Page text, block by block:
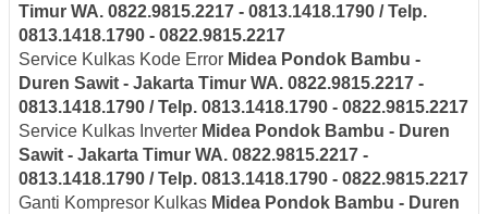
Timur WA. 0822.9815.2217 - 0813.1418.1790 / Telp.
0813.1418.1790 - 0822.9815.2217
Service Kulkas Kode Error Midea Pondok Bambu -
Duren Sawit - Jakarta Timur WA. 0822.9815.2217 -
0813.1418.1790 / Telp. 0813.1418.1790 - 0822.9815.2217
Service Kulkas Inverter Midea Pondok Bambu - Duren
Sawit - Jakarta Timur WA. 0822.9815.2217 -
0813.1418.1790 / Telp. 0813.1418.1790 - 0822.9815.2217
Ganti Kompresor Kulkas Midea Pondok Bambu - Duren